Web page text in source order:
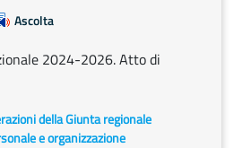
Ascolta
2024-2026. Atto di
della Giunta regionale
e organizzazione